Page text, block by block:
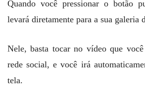
Quando você pressionar o botão
levará diretamente para a sua galeria
Nele, basta tocar no vídeo que você
rede social, e você irá
tela.